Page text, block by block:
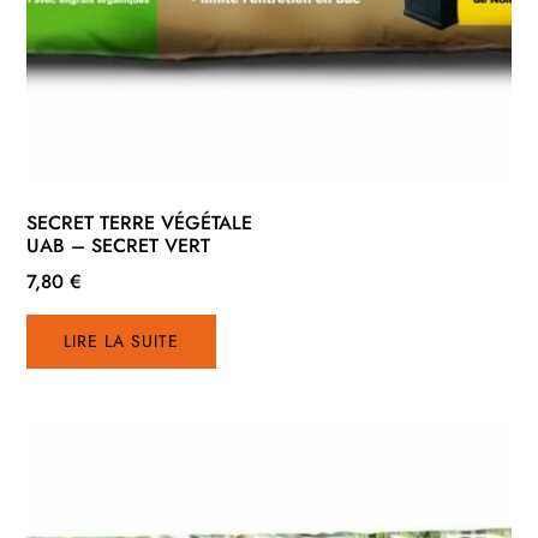
SECRET TERRE VÉGÉTALE
UAB – SECRET VERT
7,80€
LIRE LA SUITE